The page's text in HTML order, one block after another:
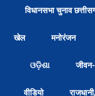
विधानसभा चुनाव
खेल मनोरंजन
ଓଡ଼ିଶା
वीडियो